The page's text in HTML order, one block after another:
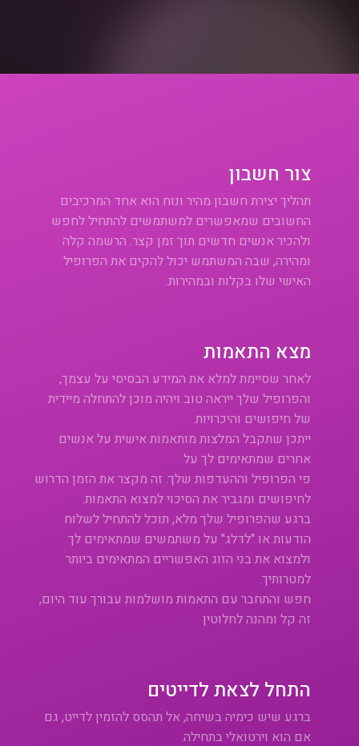
צור חשבון
תהליך יצירת חשבון מהיר ונוח הוא אחד המרכיבים
החשובים שמאפשרים למשתמשים להתחיל לחפש
ולהכיר אנשים חדשים תוך זמן קצר. הרשמה קלה
ומהירה, שבה המשתמש יכול להקים את הפרופיל
האישי שלו בקלות ובמהירות.
מצא התאמות
לאחר שסיימת למלא את המידע הבסיסי על עצמך,
והפרופיל שלך ייראה טוב ויהיה מוכן להתחלה מיידית
של חיפושים והיכרויות.
ייתכן שתקבל המלצות מותאמות אישית על אנשים
אחרים שמתאימים לך על
פי הפרופיל וההעדפות שלך. זה מקצר את הזמן הדרוש
לחיפושים ומגביר את הסיכוי למצוא התאמות.
ברגע שהפרופיל שלך מלא, תוכל להתחיל לשלוח
הודעות או "לדלג" על משתמשים שמתאימים לך
ולמצוא את בני הזוג האפשריים המתאימים ביותר
למטרותיך.
חפש והתחבר עם התאמות מושלמות עבורך עוד היום,
זה קל ומהנה לחלוטין
התחל לצאת לדייטים
ברגע שיש כימיה בשיחה, אל תהסס להזמין לדייט, גם
אם הוא וירטואלי בתחילה.